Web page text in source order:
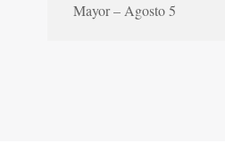
Mayor – Agosto 5